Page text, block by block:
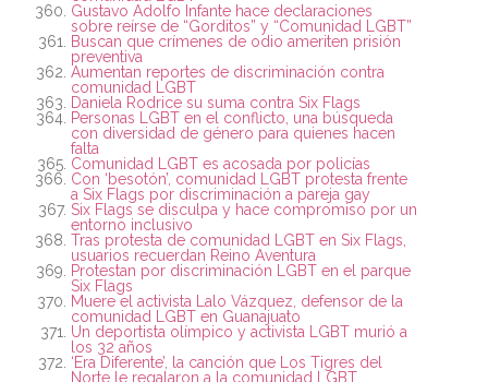
Gustavo Adolfo Infante hace declaraciones
sobre reírse de “Gorditos” y “Comunidad LGBT”
Buscan que crímenes de odio ameriten prisión
preventiva
Aumentan reportes de discriminación contra
comunidad LGBT
Daniela Rodrice su suma contra Six Flags
Personas LGBT en el conflicto, una búsqueda
con diversidad de género para quienes hacen
falta
Comunidad LGBT es acosada por policías
Con ‘besotón’, comunidad LGBT protesta frente
a Six Flags por discriminación a pareja gay
Six Flags se disculpa y hace compromiso por un
entorno inclusivo
Tras protesta de comunidad LGBT en Six Flags,
usuarios recuerdan Reino Aventura
Protestan por discriminación LGBT en el parque
Six Flags
Muere el activista Lalo Vázquez, defensor de la
comunidad LGBT en Guanajuato
Un deportista olímpico y activista LGBT murió a
los 32 años
‘Era Diferente’, la canción que Los Tigres del
Norte le regalaron a la comunidad LGBT